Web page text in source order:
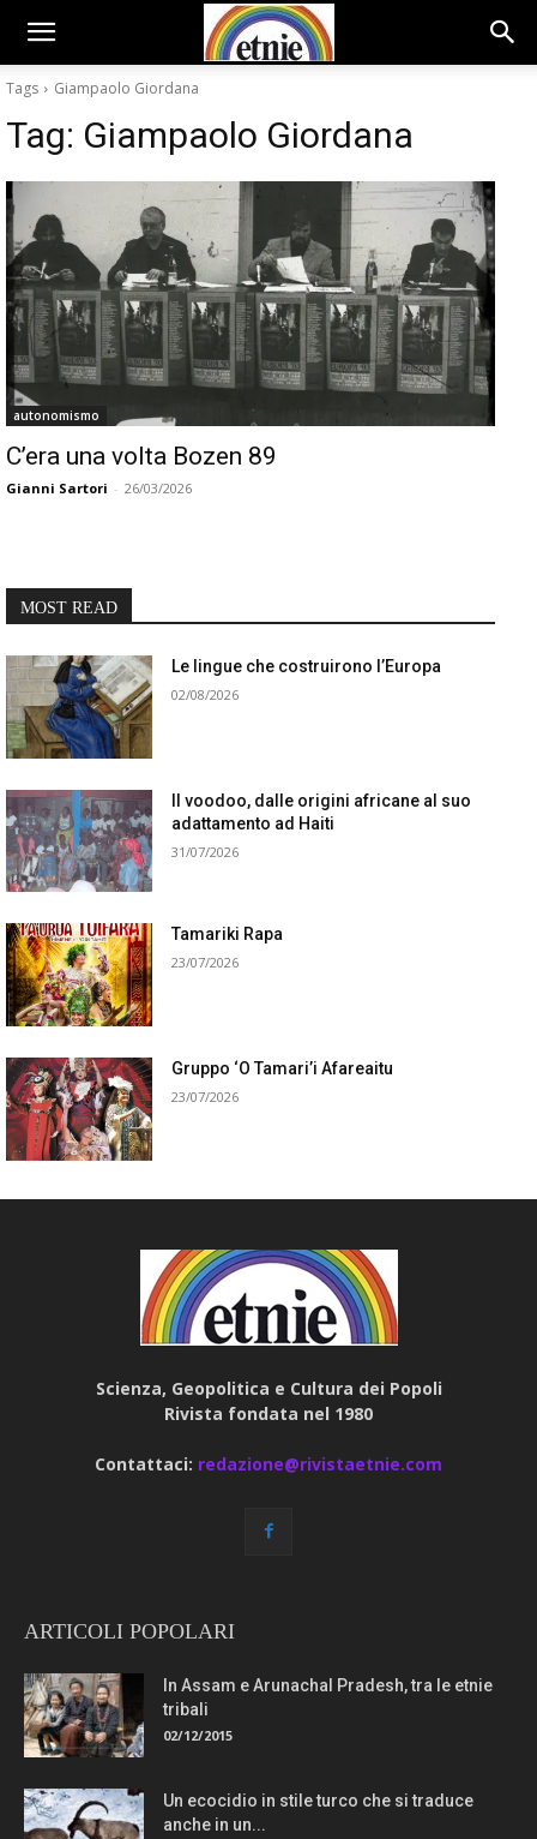
Tags Giampaolo Giordana
Tag: Giampaolo Giordana
autonomismo
C’era una volta Bozen 89
Gianni Sartori - 26/03/2026
MOST READ
Le lingue che costruirono l’Europa
02/08/2026
Il voodoo, dalle origini africane al suo
adattamento ad Haiti
31/07/2026
Tamariki Rapa
23/07/2026
Gruppo ‘O Tamari’i Afareaitu
23/07/2026
Scienza, Geopolitica e Cultura dei Popoli
Rivista fondata nel 1980
Contattaci: redazione@rivistaetnie.com
ARTICOLI POPOLARI
In Assam e Arunachal Pradesh, tra le etnie
tribali
02/12/2015
Un ecocidio in stile turco che si traduce
anche in un...